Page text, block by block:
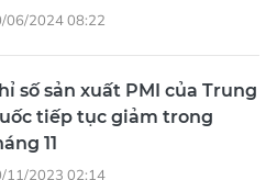
06/2024 08:22
số sản xuất PMI của Trung
tiếp tục giảm trong
11
11/2023 02:14